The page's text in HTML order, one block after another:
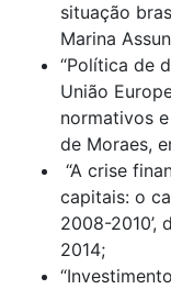
situação
Marina
“Política de
União
normativos
de Moraes,
“A crise
capitais: o
2008-2010’,
2014;